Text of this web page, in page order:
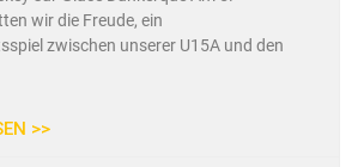
wir die Freude, ein
zwischen unserer U15A und den
>>